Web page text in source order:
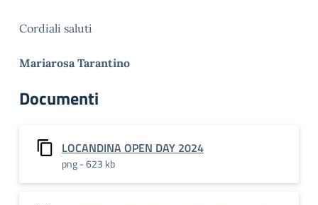
Cordiali saluti
Mariarosa Tarantino
Documenti
LOCANDINA OPEN DAY 2024
png - 623 kb